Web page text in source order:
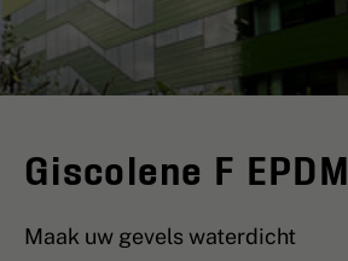
Giscolene F EPDM
Maak uw gevels waterdicht